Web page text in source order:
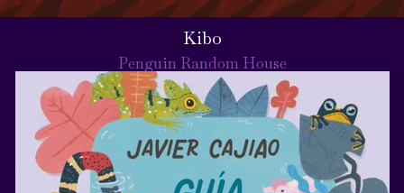
Kibo
Penguin Random House